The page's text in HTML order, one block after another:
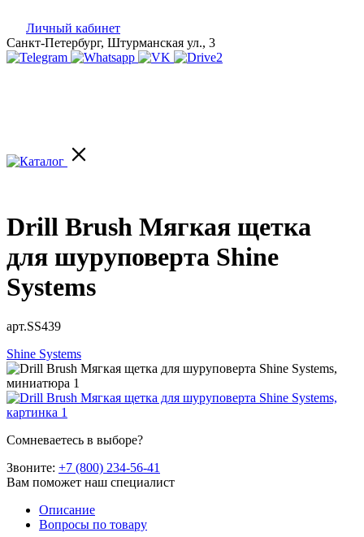
Личный кабинет
Санкт-Петербург, Штурманская ул., 3
Drill Brush Мягкая щетка
для шуруповерта Shine
Systems
арт.SS439
Shine Systems
Сомневаетесь в выборе?
Звоните: +7 (800) 234-56-41
Вам поможет наш специалист
Описание
Вопросы по товару